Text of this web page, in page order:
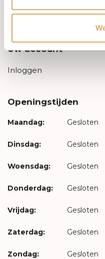
Privacy Policy
Uw account
Inloggen
Openingstijden
Maandag: Gesloten
Dinsdag: Gesloten
Woensdag: Gesloten
Donderdag: Gesloten
Vrijdag: Gesloten
Zaterdag: Gesloten
Zondag: Gesloten